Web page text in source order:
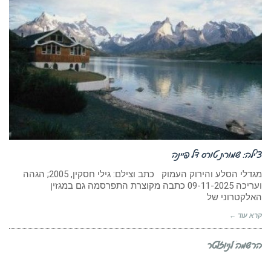
צ’ילה: שמורת טורס דל פיינה
מגדלי הסלע והירוק העמוק כתב וצילם: גילי חסקין, 2005; הגהה
ועריכה 09-11-2025 כתבה מקוצרת התפרסמה גם במגזין
האלקטרוני של
קרא עוד ←
הרשמה לניוזלטר